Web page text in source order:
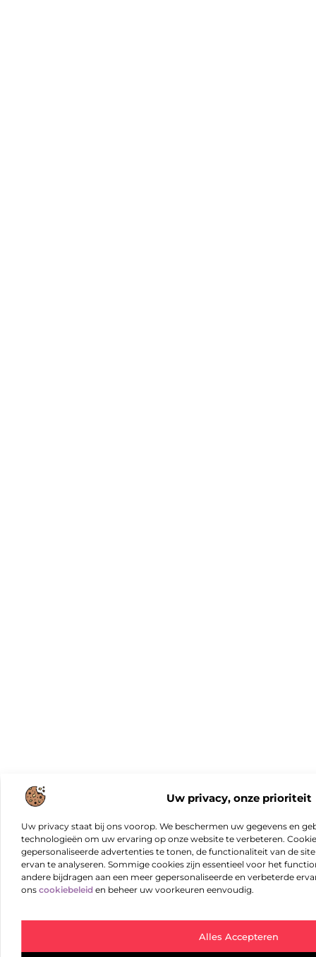
Uw privacy, onze prioriteit
Uw privacy staat bij ons voorop. We beschermen uw gegevens en
technologieën om uw ervaring op onze website te verbeteren.
gepersonaliseerde advertenties te tonen, de functionaliteit van de
ervan te analyseren. Sommige cookies zijn essentieel voor het
andere bijdragen aan een meer gepersonaliseerde en verbeterde
ons cookiebeleid en beheer uw voorkeuren eenvoudig.
Alles Accepteren